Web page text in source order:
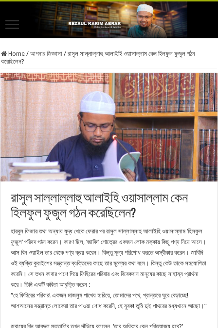
Home / আপনার জিজ্ঞাসা / রাসুল সাল্লাল্লাহু আলাইহি ওয়াসাল্লাম কেন হিলফুল ফুজুল গঠন
করেছিলেন?
রাসুল সাল্লাল্লাহু আলাইহি ওয়াসাল্লাম কেন
হিলফুল ফুজুল গঠন করেছিলেন?
হারবুল ফিজার তথা অন্যায় যুদ্ধ থেকে ফেরার পর রাসুল সাল্লাল্লাহু আলাইহি ওয়াসাল্লাম ‘হিলফুল
ফুজুল’ পরিষদ গঠন করেন। কারণ ছিল, ‘জাবিদ’ গোত্রের একজন লোক মক্কায় কিছু পণ্য নিয়ে আসে।
আস বিন ওয়াইল তার থেকে পণ্য ক্রয় করেন। কিন্তু মূল্য পরিশোধ করতে অস্বীকার করেন। জাবিদি
ওই ব্যক্তি কুরাইশের সম্ভ্রান্ত ব্যক্তিদের কাছে তার মূল্যের কথা বলে। কিন্তু কেউ তাকে সহযোগিতা
করেনি। সে তখন কাবার পাশে গিয়ে ফিহিরের পরিবার এবং বিবেকবান মানুষের কাছে সাহায্য প্রার্থনা
করে। তিনি একটি কবিতা আবৃত্তি করেন :
“হে ফিহিরের পরিবার! একজন মাজলুম পাথেয় হারিয়ে, তোমাদের পথে, প্রান্তরে ঘুরে বেড়াচ্ছে!
আশআসের সম্ভ্রান্ত লোকেরা তার পাওয়া শোধ করেনি, হে যুবক! তুমি দুই পাথরের মধ্যখানে আছো।”
জুবায়ের বিন আবদুল মুত্তালিব তখন দাঁড়িয়ে বললেন, ‘তার অধিকার কেন পরিত্যাজ্য হবে?’